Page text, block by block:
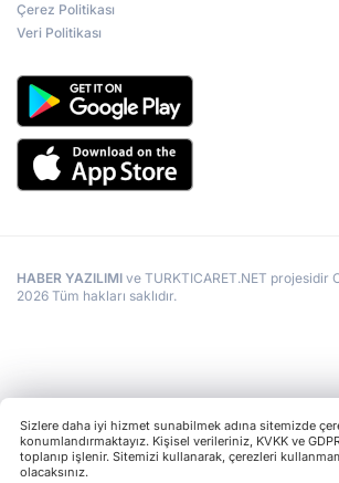
Çerez Politikası
Veri Politikası
HABER YAZILIMI ve TURKTICARET.NET
2026 Tüm hakları saklıdır.
Sizlere daha iyi hizmet sunabilmek adına sitemizde
konumlandırmaktayız. Kişisel verileriniz, KVKK ve
toplanıp işlenir. Sitemizi kullanarak, çerezleri
olacaksınız.